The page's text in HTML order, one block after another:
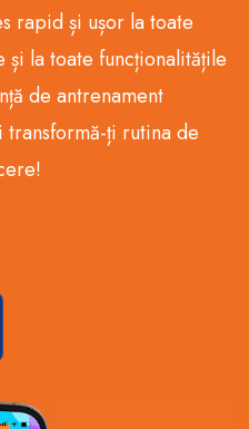
rapid și ușor la toate
și la toate funcționalitățile
de antrenament
ți rutina de